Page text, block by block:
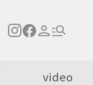
video